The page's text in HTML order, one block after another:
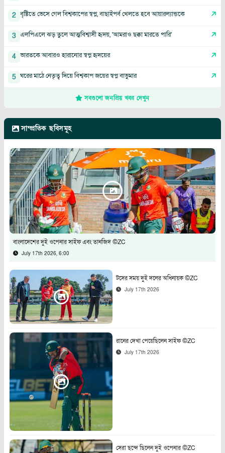
2 বৃষ্টিতে ভেসে গেল বিশ্বকাপের স্বপ্ন, বাছাইপর্ব খেলতে হবে আয়ারল্যান্ডকে
3 এলপিএলে ঝড় তুলে আত্মবিশ্বাসী হৃদয়, 'আমরাও ছক্কা মারতে পারি'
4 ভারতকে আবারও হারানোর স্বপ্ন হৃদয়ের
5 ঘরের মাঠে নেতৃত্ব দিয়ে বিশ্বকাপ জয়ের স্বপ্ন বাভুমার
সবগুলো জনপ্রিয় খবর দেখুন
সাম্প্রতিক ছবিসমূহ
বাংলাদেশের দুই ওপেনার সাইফ এবং তানজিদ ©ZC
July 17th 2026, 6:00
টসের সময় দুই দলের অধিনায়ক ©ZC
July 17th 2026
রানের দেখা পেয়েছিলেন সাইফ ©ZC
July 17th 2026
সেরা ছন্দে ছিলেন দুই ওপেনার ©ZC